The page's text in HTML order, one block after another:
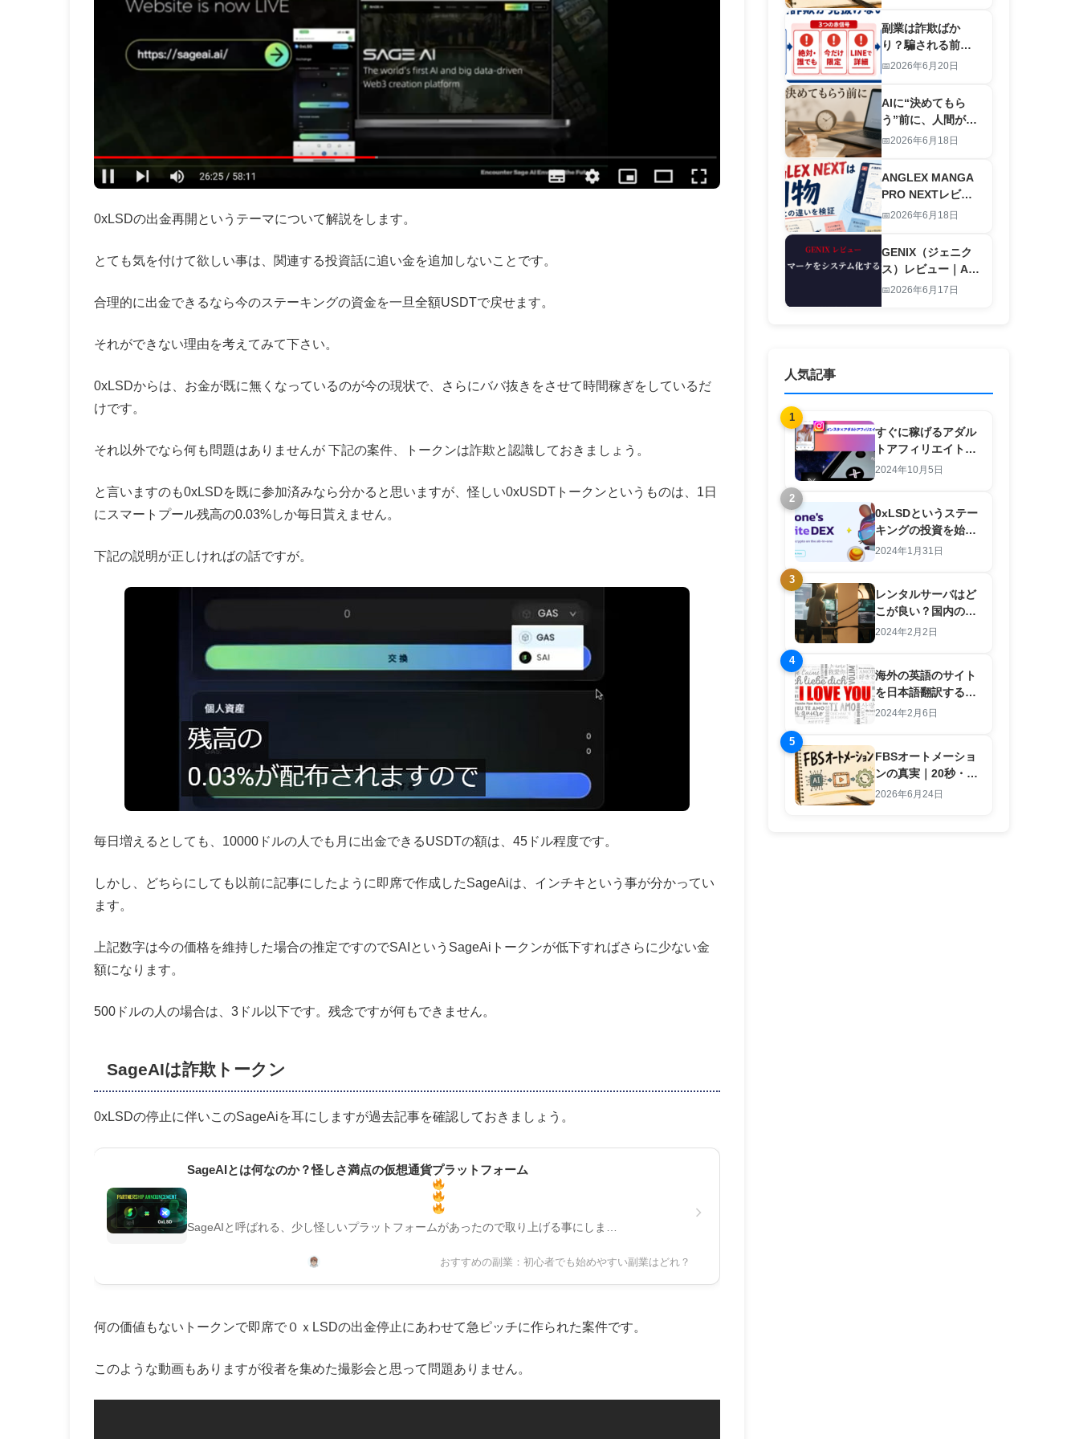
0xLSDの出金再開というテーマについて解説をします。
とても気を付けて欲しい事は、関連する投資話に追い金を追加しないことです。
合理的に出金できるなら今のステーキングの資金を一旦全額USDTで戻せます。
それができない理由を考えてみて下さい。
0xLSDからは 、お金が既に無くなっているのが今の現状で、さらにババ抜きをさせて時間稼ぎをしているだ
けです。
それ以外でなら何も問題はありませんが 下記の案件、トークンは詐欺と認識しておきましょう。
と言いますのも0xLSDを既に参加済みなら分かると思いますが、怪しい0xUSDTトークンというものは、1日
にスマートプール残高の0.03%しか毎日貰えません。
下記の説明が正しければの話ですが。
毎日増えるとしても、 10000ドルの人でも月に出金できるUSDTの額は、45ドル程度です。
しかし、どちらにしても以前に記事にしたように即席で作成したSageAiは、インチキという事が分かってい
ます。
上記数字は今の価格を維持した場合の推定ですのでSAIというSageAiトークンが低下すればさらに少ない金
額になります。
500ドルの人の場合は、3ドル以下です。残念ですが何もできません。
SageAIは詐欺トークン
0xLSDの停止に伴いこのSageAiを耳にしますが過去記事を確認しておきましょう。
SageAIとは何なのか？怪しさ満点の仮想通貨プラットフォーム
SageAIと呼ばれる、少し怪しいプラットフォームがあったので取り上げる事にしま…
おすすめの副業：初心者でも始めやすい副業はどれ？
何の価値もないトークンで即席で０ｘLSDの出金停止にあわせて急ピッチに作られた案件です。
このような動画もありますが役者を集めた撮影会と思って問題ありません。
仕組み
副業は詐欺ばか
り？騙される前に
｜怪しい案件を”登
ェックリスト
【2026】
2026年6月20日
AIに“決めてもら
う”前に、人間が決
めること｜お金と
2026年6月18日
ANGLEX MANGA
PRO NEXTレビュ
ー｜旧版との違い
2026年6月18日
GENIX（ジェニク
ス）レビュー｜AI
でアダルトマーケ
2026年6月17日
人気記事
1
すぐに稼げるアダル
トアフィリエイト
×SNS 羽田義和のノ
2024年10月5日
2
0xLSDというステー
キングの投資を始め
た結果【注意点と攻
2024年1月31日
3
レンタルサーバはど
こが良い？国内のサ
ーバは良いところが
2024年2月2日
4
海外の英語のサイト
を日本語翻訳するツ
ール
2024年2月6日
5
FBSオートメーショ
ンの真実｜20秒・1
行入力で副業労働を
2026年6月24日